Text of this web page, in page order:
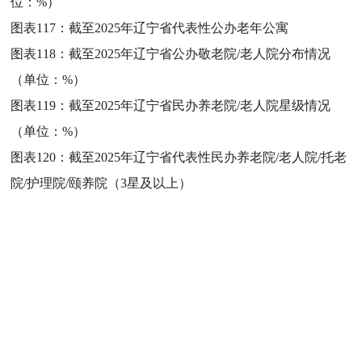
图表117：截至2025年辽宁省代表性公办老年公寓
图表118：截至2025年辽宁省公办敬老院/老人院分布情况
（单位：%）
图表119：截至2025年辽宁省民办养老院/老人院星级情况
（单位：%）
图表120：截至2025年辽宁省代表性民办养老院/老人院/托老
院/护理院/颐养院（3星及以上）